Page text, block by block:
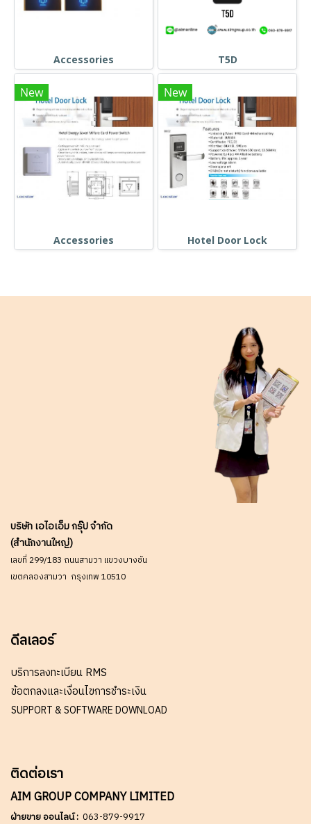
Accessories T5D
New
Accessories
New
Hotel Door Lock
บริษัท เอไอเอ็ม กรุ๊ป จำกัด
(สำนักงานใหญ่)
เลขที่ 299/183 ถนนสามวา แขวงบางชัน
เขตคลองสามวา กรุงเทพ 10510
ดีลเลอร์
บริการลงทะเบียน RMS
ข้อตกลงและเงื่อนไขการชำระเงิน
SUPPORT & SOFTWARE DOWNLOAD
ติดต่อเรา
AIM GROUP COMPANY LIMITED
ฝ่ายขาย ออนไลน์ : 063-879-9917